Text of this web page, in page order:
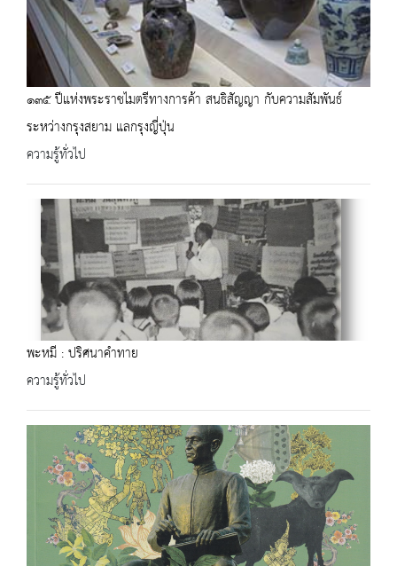
๑๓๕ ปีแห่งพระราชไมตรีทางการค้า สนธิสัญญา กับความสัมพันธ์
ระหว่างกรุงสยาม แลกรุงญี่ปุ่น
ความรู้ทั่วไป
พะหมี : ปริศนาคำทาย
ความรู้ทั่วไป